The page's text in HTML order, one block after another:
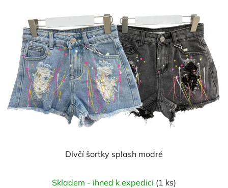
Dívčí šortky splash modré
Skladem - ihned k expedici (1 ks)